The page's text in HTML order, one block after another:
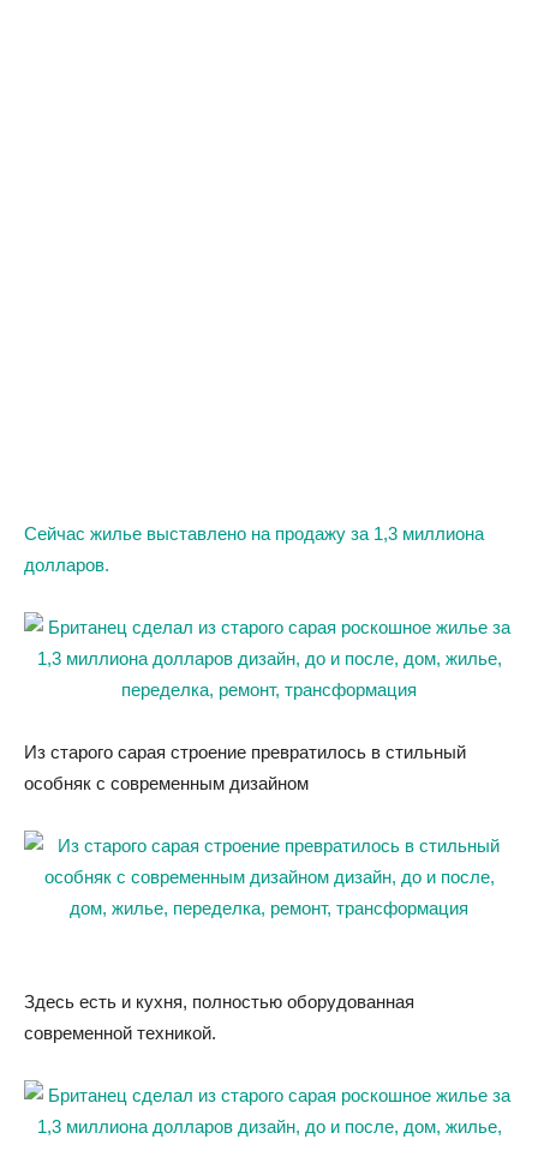
Сейчас жилье выставлено на продажу за 1,3 миллиона
долларов.
Из старого сарая строение превратилось в стильный
особняк с современным дизайном
Здесь есть и кухня, полностью оборудованная
современной техникой.